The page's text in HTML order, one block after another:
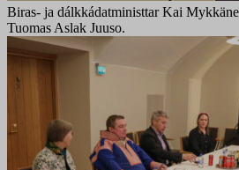
Biras- ja dálkkádatministtar Kai
Tuomas Aslak Juuso.